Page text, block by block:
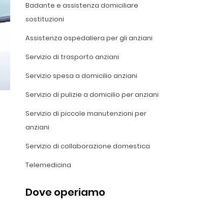
Badante e assistenza domiciliare
sostituzioni
Assistenza ospedaliera per gli anziani
Servizio di trasporto anziani
Servizio spesa a domicilio anziani
Servizio di pulizie a domicilio per anziani
Servizio di piccole manutenzioni per
anziani
Servizio di collaborazione domestica
Telemedicina
Dove operiamo